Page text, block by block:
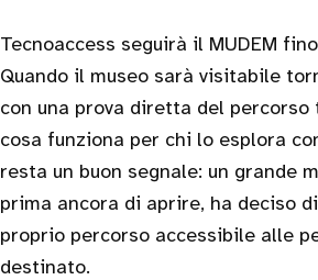
Tecnoaccess seguirà il MUDEM
Quando il museo sarà visitabile
con una prova diretta del
cosa funziona per chi lo esplora
resta un buon segnale: un grande
prima ancora di aprire, ha deciso
proprio percorso accessibile alle
destinato.